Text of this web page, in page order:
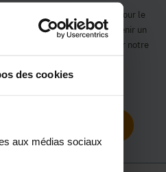
des cookies
aux médias sociaux
travaillez ou avez un intérêt pour le
associatif et souhaitez obtenir un
personnel pour interagir sur notre